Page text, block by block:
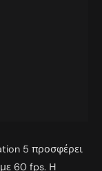
5 προσφέρει
60 fps. Η